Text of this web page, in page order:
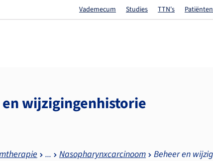
Vademecum Studies TTN's
en wijzigingenhistorie
Nasopharynxcarcinoom Beheer en